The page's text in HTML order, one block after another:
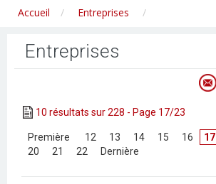
Accueil Entreprises
Entreprises
10 résultats sur 228 - Page 17/23
Première 12 13 14 15 16 17
20 21 22 Dernière